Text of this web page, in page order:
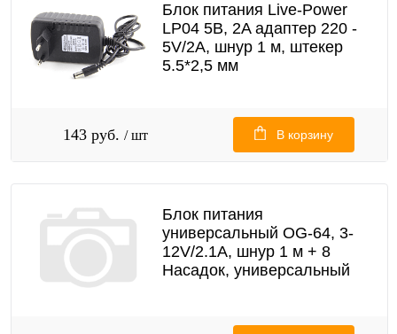
Блок питания Live-Power
LP04 5В, 2A адаптер 220 -
5V/2A, шнур 1 м, штекер
5.5*2,5 мм
143 руб. / шт В корзину
Блок питания
универсальный OG-64, 3-
12V/2.1A, шнур 1 м + 8
Насадок, универсальный